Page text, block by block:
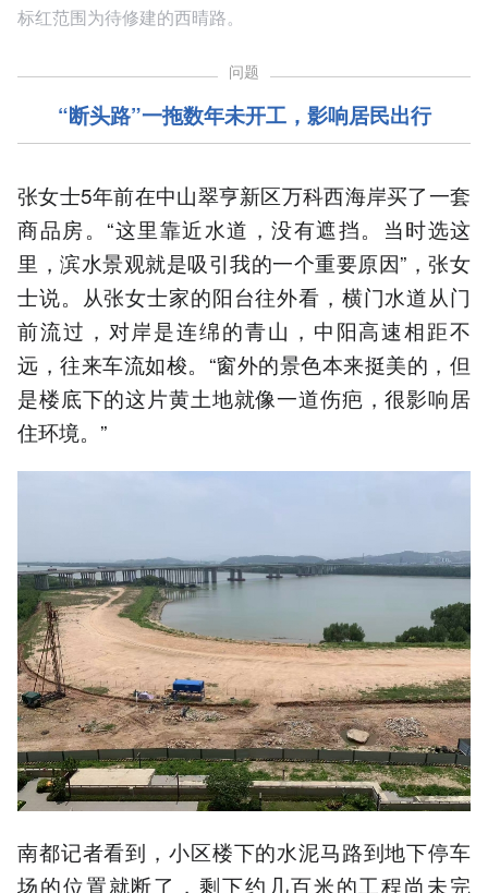
标红范围为待修建的西晴路。
问题
“断头路”一拖数年未开工，影响居民出行
张女士5年前在中山翠亨新区万科西海岸买了一套
商品房。“这里靠近水道，没有遮挡。当时选这
里，滨水景观就是吸引我的一个重要原因”，张女
士说。从张女士家的阳台往外看，横门水道从门
前流过，对岸是连绵的青山，中阳高速相距不
远，往来车流如梭。“窗外的景色本来挺美的，但
是楼底下的这片黄土地就像一道伤疤，很影响居
住环境。”
南都记者看到，小区楼下的水泥马路到地下停车
场的位置就断了，剩下约几百米的工程尚未完